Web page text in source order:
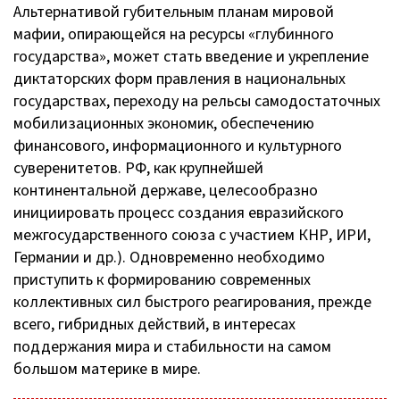
Альтернативой губительным планам мировой
мафии, опирающейся на ресурсы «глубинного
государства», может стать введение и укрепление
диктаторских форм правления в национальных
государствах, переходу на рельсы самодостаточных
мобилизационных экономик, обеспечению
финансового, информационного и культурного
суверенитетов. РФ, как крупнейшей
континентальной державе, целесообразно
инициировать процесс создания евразийского
межгосударственного союза с участием КНР, ИРИ,
Германии и др.). Одновременно необходимо
приступить к формированию современных
коллективных сил быстрого реагирования, прежде
всего, гибридных действий, в интересах
поддержания мира и стабильности на самом
большом материке в мире.